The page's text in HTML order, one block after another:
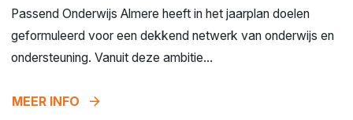
Passend Onderwijs Almere heeft in het jaarplan doelen
geformuleerd voor een dekkend netwerk van onderwijs en
ondersteuning. Vanuit deze ambitie...
MEER INFO arrow_forward